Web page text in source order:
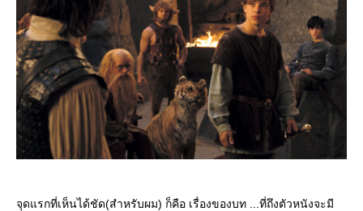
จุดแรกที่เห็นได้ชัด(สำหรับผม) ก็คือ เรื่องของบท ...ที่ถึงตัวหนังจะมี